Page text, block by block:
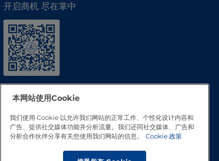
开启商机 尽在掌中
本网站使用Cookie
我们使用 Cookie 以允许我们网站的正常工作、个性化设计内容和
广告、提供社交媒体功能并分析流量。我们还同社交媒体、广告和
分析合作伙伴分享有关您使用我们网站的信息。
Cookie 政策